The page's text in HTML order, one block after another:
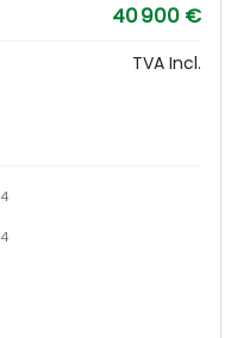
40 900 €
TVA Incl.
4
4